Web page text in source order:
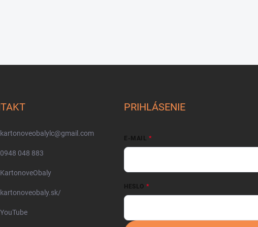
kartonoveobalylc@gmail.com
0948 048 883
KartonoveObaly
kartonoveobaly.sk/
YouTube
PRIHLÁSENIE
E-MAIL
HESLO